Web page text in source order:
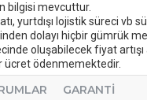
bilgisi mevcuttur.
yurtdışı lojistik süreci vb
dolayı hiçbir gümrük
oluşabilecek fiyat artışı
ücret ödenmemektedir.
GARANTI